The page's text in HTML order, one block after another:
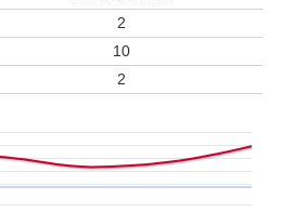
2
10
2